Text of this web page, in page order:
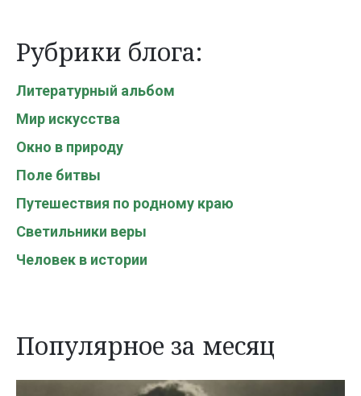
Рубрики блога:
Литературный альбом
Мир искусства
Окно в природу
Поле битвы
Путешествия по родному краю
Светильники веры
Человек в истории
Популярное за месяц